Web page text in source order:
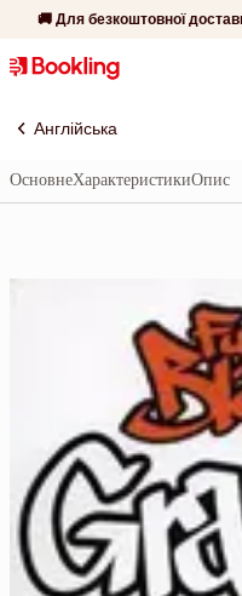
🚚 Для безкоштовної
Англійська
ОсновнеХарактеристикиОпис